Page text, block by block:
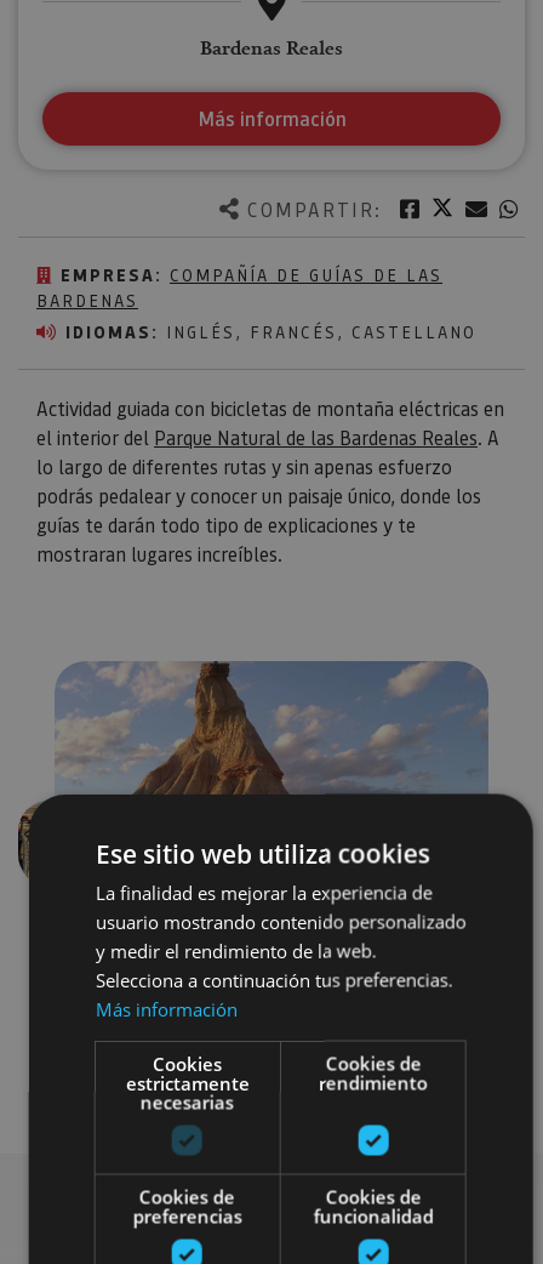
COMPARTIR: Facebook
Twitter
EMPRESA: COMPAÑÍA DE GUÍAS DE LAS
BARDENAS
IDIOMAS: INGLÉS, FRANCÉS, CASTELLANO
Actividad guiada con bicicletas de montaña eléctricas en
el interior del Parque Natural de las Bardenas Reales. A
lo largo de diferentes rutas y sin apenas esfuerzo
podrás pedalear y conocer un paisaje único, donde los
guías te darán todo tipo de explicaciones y te
mostraran lugares increíbles.
Bardenas Reales
Más información
Anterior
Bici Visitas guiadas
Ese sitio web utiliza cookies
La finalidad es mejorar la experiencia de
usuario mostrando contenido personalizado
y medir el rendimiento de la web.
Selecciona a continuación tus preferencias.
Más información
Cookies
estrictamente
necesarias
Cookies de
rendimiento
Cookies de
preferencias
Cookies de
funcionalidad